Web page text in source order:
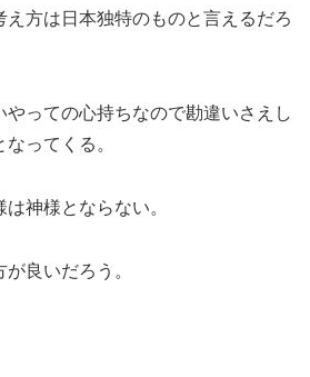
え方は日本独特のものと言えるだろ
やっての心持ちなので勘違いさえし
ってくる。
神様とならない。
良いだろう。